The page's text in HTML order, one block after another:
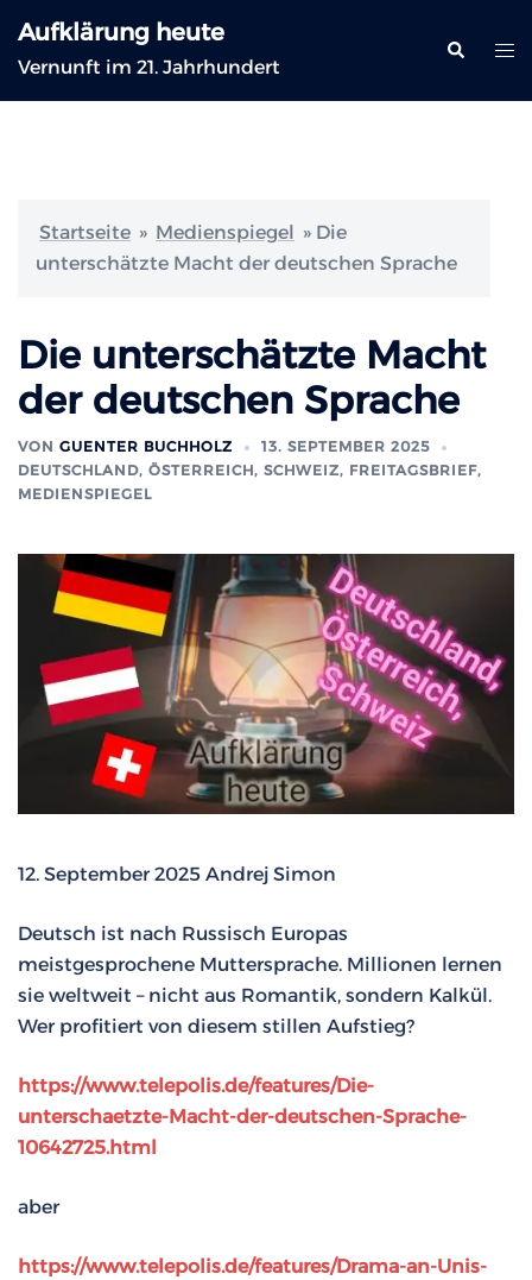
Inhalt
springen
Aufklärung heute
Vernunft im 21. Jahrhundert
Suche
Startseite » Medienspiegel » Die
unterschätzte Macht der deutschen Sprache
Die unterschätzte Macht
der deutschen Sprache
VON GUENTER BUCHHOLZ
13. SEPTEMBER 2025
DEUTSCHLAND, ÖSTERREICH, SCHWEIZ, FREITAGSBRIEF,
MEDIENSPIEGEL
12. September 2025 Andrej Simon
Deutsch ist nach Russisch Europas
meistgesprochene Muttersprache. Millionen lernen
sie weltweit – nicht aus Romantik, sondern Kalkül.
Wer profitiert von diesem stillen Aufstieg?
https://www.telepolis.de/features/Die-
unterschaetzte-Macht-der-deutschen-Sprache-
10642725.html
aber
https://www.telepolis.de/features/Drama-an-Unis-